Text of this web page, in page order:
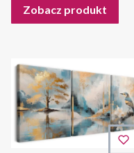
Zobacz produkt